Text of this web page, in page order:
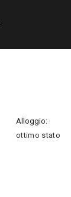
Alloggio:
ottimo stato